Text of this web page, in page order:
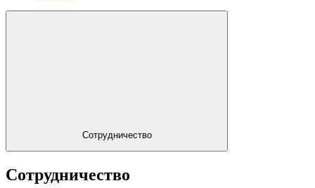
Сотрудничество
Сотрудничество